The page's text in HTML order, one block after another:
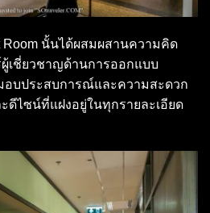
Room นั้นได้ผสมผสานความคิด
ผู้เชี่ยวชาญด้านการออกแบบ
อบประสบการณ์และความสะดวก
ดีไซน์ที่แฝงอยู่ในทุกรายละเอียด